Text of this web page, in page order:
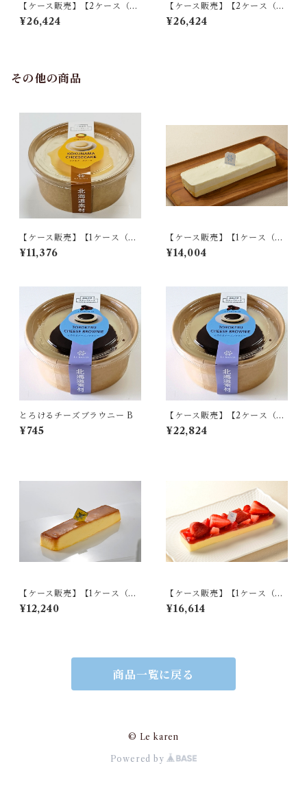
【ケース販売】【2ケース（計
36個入り）】クリュショコラ
フロマージュ
¥26,424
【ケース販売】【2ケース（計
36個入り）】クリュフロマー
ジュ
¥26,424
その他の商品
【ケース販売】【1ケース（計1
8個入り）】コク生チーズケー
キ B
¥11,376
【ケース販売】【1ケース（計1
8個入り）】クリュフロマージ
ュ
¥14,004
とろけるチーズブラウニー B
¥745
【ケース販売】【2ケース（計
36個入り）】とろけるチーズ
ブラウニー B
¥22,824
【ケース販売】【1ケース（計1
8個入り）】バニラカタラーナ
＆プリン
¥12,240
【ケース販売】【1ケース（計1
8個入り）】いちごカタラーナ
＆プリン
¥16,614
商品一覧に戻る
© Le karen
Powered by